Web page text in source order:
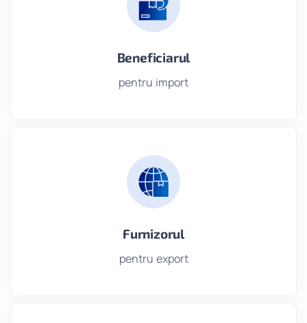
Beneficiarul
pentru import
Furnizorul
pentru export